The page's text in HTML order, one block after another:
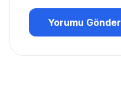
Yorumu Gönder